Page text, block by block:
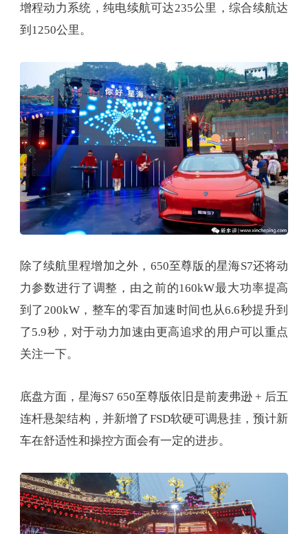
增程动力系统，纯电续航可达235公里，综合续航达
到1250公里。
除了续航里程增加之外，650至尊版的星海S7还将动
力参数进行了调整，由之前的160kW最大功率提高
到了200kW，整车的零百加速时间也从6.6秒提升到
了5.9秒，对于动力加速由更高追求的用户可以重点
关注一下。
底盘方面，星海S7 650至尊版依旧是前麦弗逊 + 后五
连杆悬架结构，并新增了FSD软硬可调悬挂，预计新
车在舒适性和操控方面会有一定的进步。